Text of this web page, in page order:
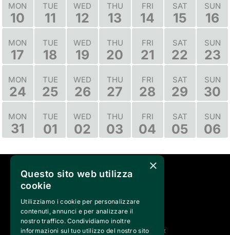
MON
10
TUE
11
WED
12
THU
13
FRI
14
SAT
15
SUN
16
MON
17
TUE
18
WED
19
THU
20
FRI
21
SAT
22
SUN
23
MON
24
TUE
25
WED
26
THU
27
FRI
28
SAT
29
SUN
30
MON
31
TUE
01
WED
02
THU
03
FRI
04
SAT
05
SUN
06
×
Questo sito web utilizza
cookie
Utilizziamo i cookie per personalizzare
contenuti, annunci e per analizzare il
nostro traffico. Condividiamo inoltre
informazioni sul tuo utilizzo del nostro sito